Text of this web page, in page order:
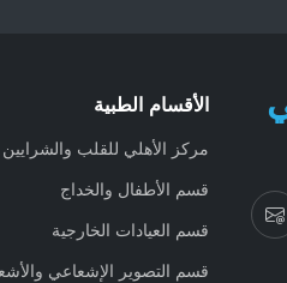
الأقسام الطبية
مركز الأهلي للقلب والشرايين
قسم الأطفال والخداج
قسم العيادات الخارجية
قسم التصوير الإشعاعي